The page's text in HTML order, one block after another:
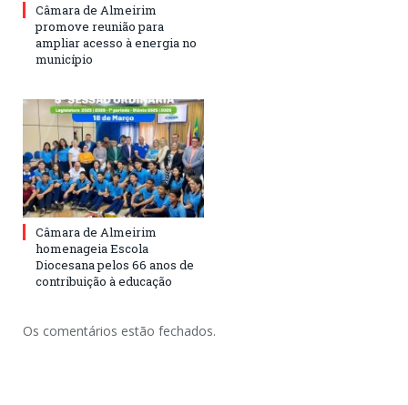
Câmara de Almeirim
promove reunião para
ampliar acesso à energia no
município
Câmara de Almeirim
homenageia Escola
Diocesana pelos 66 anos de
contribuição à educação
Os comentários estão fechados.